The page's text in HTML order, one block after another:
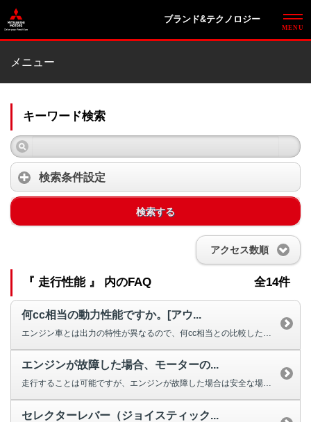
ブランド&テクノロジー
メニュー
キーワード検索
検索条件設定
検索する
アクセス数順
『 走行性能 』 内のFAQ 全14件
何cc相当の動力性能ですか。[アウ...
エンジンが故障した場合、モーターの...
走行することは可能ですが、エンジンが故障した場合は安全な場所へ移動し、速や...
セレクターレバー（ジョイスティック...